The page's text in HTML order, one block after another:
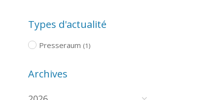
Types d'actualité
Presseraum (1)
Archives